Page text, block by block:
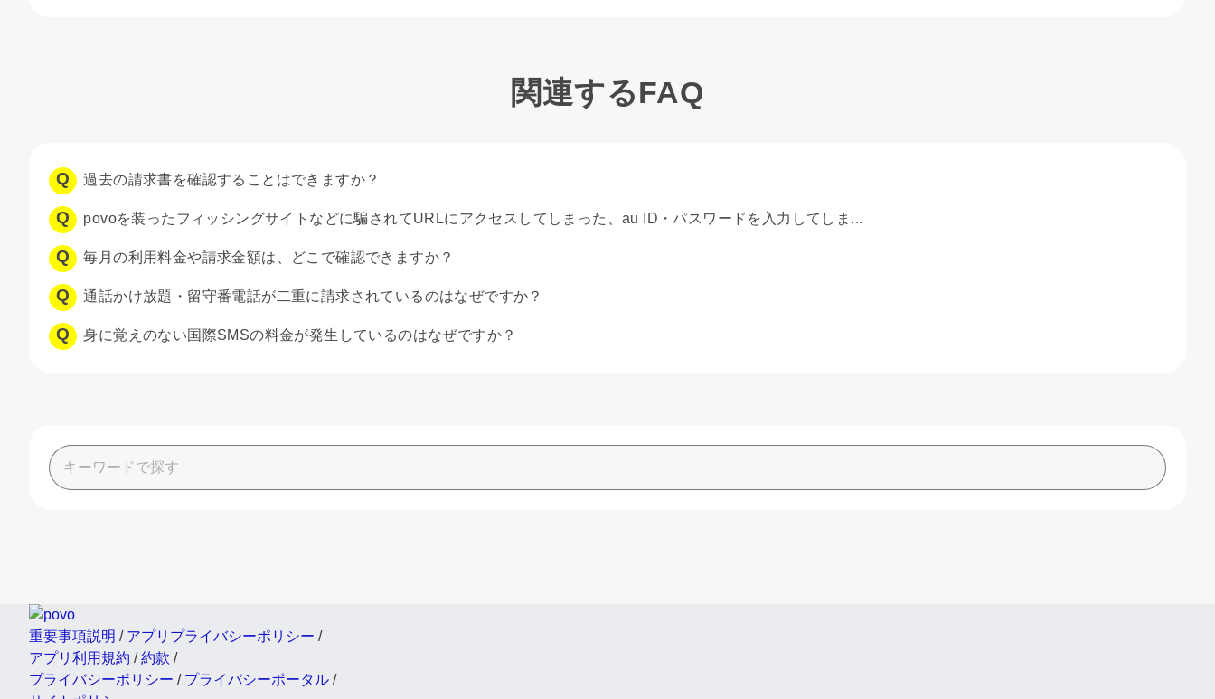
関連するFAQ
過去の請求書を確認することはできますか？
povoを装ったフィッシングサイトなどに騙されてURLにアクセスしてしまった、au ID・パスワードを入力してしま...
毎月の利用料金や請求金額は、どこで確認できますか？
通話かけ放題・留守番電話が二重に請求されているのはなぜですか？
身に覚えのない国際SMSの料金が発生しているのはなぜですか？
重要事項説明 / アプリプライバシーポリシー /
アプリ利用規約 /約款 /
プライバシーポリシー / プライバシーポータル /